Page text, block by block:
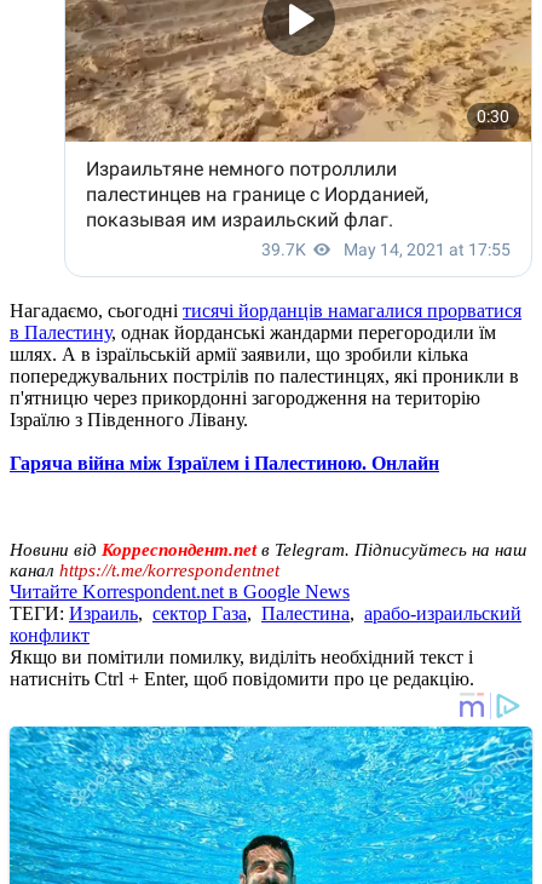
Нагадаємо, сьогодні тисячі йорданців намагалися прорватися
в Палестину, однак йорданські жандарми перегородили їм
шлях. А в ізраїльській армії заявили, що зробили кілька
попереджувальних пострілів по палестинцях, які проникли в
п'ятницю через прикордонні загородження на територію
Ізраїлю з Південного Лівану.
Гаряча війна між Ізраїлем і Палестиною. Онлайн
Новини від Корреспондент.netв Telegram. Підписуйтесь на наш
канал https://t.me/korrespondentnet
Читайте Korrespondent.net в Google News
ТЕГИ: Израиль, сектор Газа, Палестина, арабо-израильский
конфликт
Якщо ви помітили помилку, виділіть необхідний текст і
натисніть Ctrl + Enter, щоб повідомити про це редакцію.